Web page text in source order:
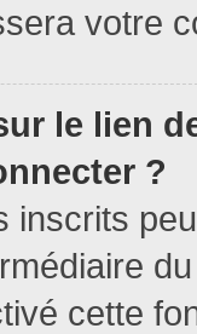
votre
le lien
?
inscrits
cette